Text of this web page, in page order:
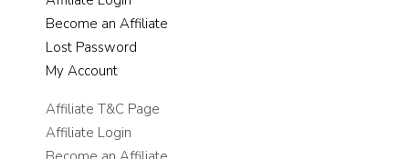
Become an Affiliate
Lost Password
My Account
Affiliate T&C Page
Affiliate Login